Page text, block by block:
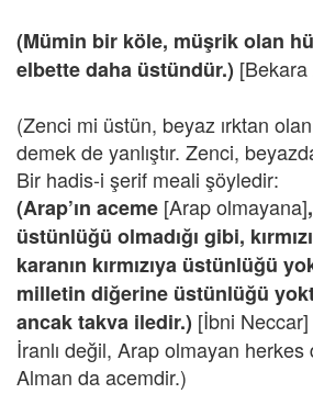
(Mümin bir köle, müşrik olan
elbette daha üstündür.) [Bekara
(Zenci mi üstün, beyaz ırktan
demek de yanlıştır. Zenci,
Bir hadis-i şerif meali şöyledir:
(Arap’ın aceme [Arap olmayana]
üstünlüğü olmadığı gibi,
karanın kırmızıya üstünlüğü
milletin diğerine üstünlüğü
ancak takva iledir.) [İbni Neccar]
İranlı değil, Arap olmayan
Alman da acemdir.)